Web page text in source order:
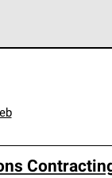
y requisitos